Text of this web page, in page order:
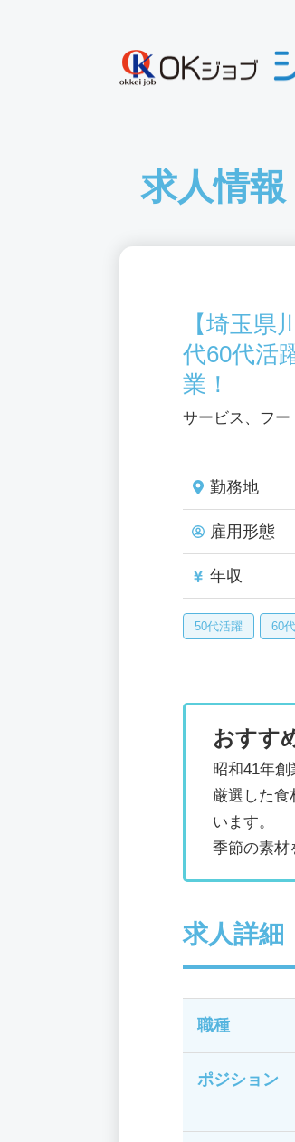
求人情報
【埼玉
代60代活
業！
サービス、フ
勤務地
雇用形態
年収
50代活躍 60
おすす
昭和41年
厳選した食
います。
季節の素材
求人詳細
職種
ポジション